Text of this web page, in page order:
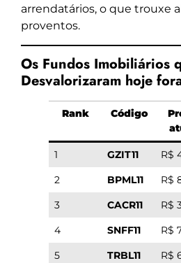
arrendatários, o que trouxe
proventos.
Os Fundos Imobiliários
Desvalorizaram hoje
Rank Código
1 GZIT11 R$
2
BPML11 R$
3
CACR11 R$
4
SNFF11 R$
5
TRBL11 R$